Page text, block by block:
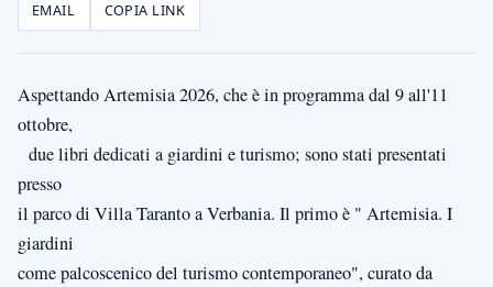
EMAIL COPIA LINK
Aspettando Artemisia 2026, che è in programma dal 9 all'11
ottobre,
due libri dedicati a giardini e turismo; sono stati presentati
presso
il parco di Villa Taranto a Verbania. Il primo è " Artemisia. I
giardini
come palcoscenico del turismo contemporaneo", curato da